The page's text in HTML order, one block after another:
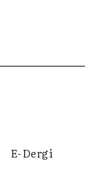
E-Dergi